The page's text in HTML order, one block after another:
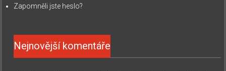
Zapomněli jste heslo?
Nejnovější komentáře